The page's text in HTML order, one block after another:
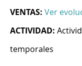
VENTAS: Ver
ACTIVIDAD:
temporales